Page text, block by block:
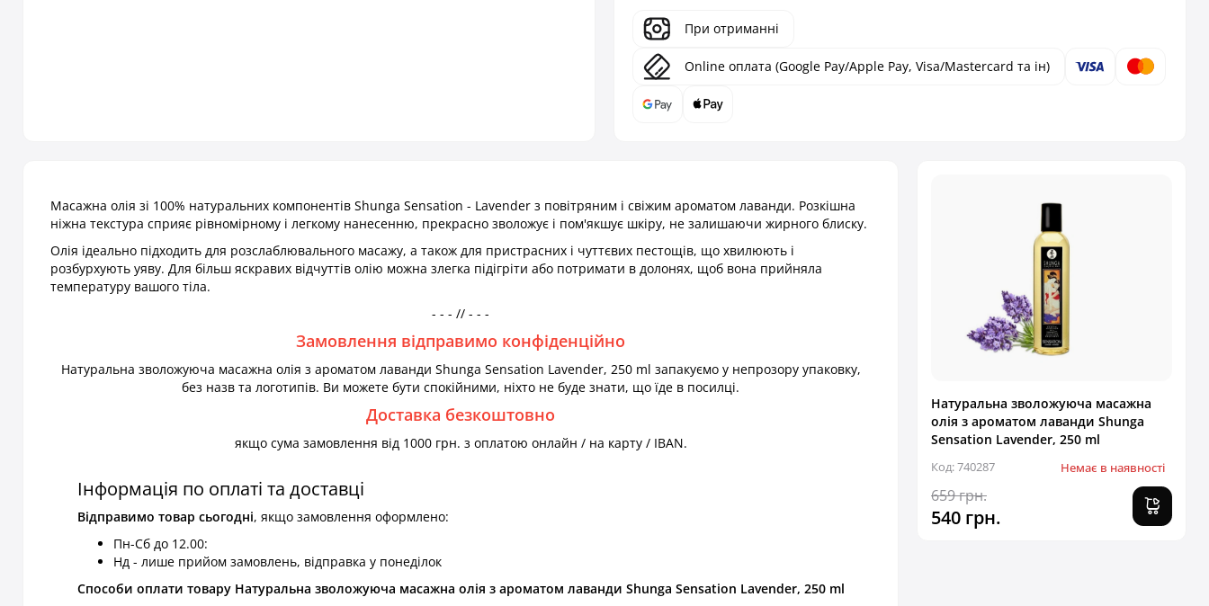
При отриманні
Online оплата (Google Pay/Apple Pay, Visa/Mastercard та ін)
Масажна олія зі 100% натуральних компонентів Shunga Sensation - Lavender з повітряним і свіжим ароматом лаванди. Розкішна
ніжна текстура сприяє рівномірному і легкому нанесенню, прекрасно зволожує і пом'якшує шкіру, не залишаючи жирного блиску.
Олія ідеально підходить для розслаблювального масажу, а також для пристрасних і чуттєвих пестощів, що хвилюють і
розбурхують уяву. Для більш яскравих відчуттів олію можна злегка підігріти або потримати в долонях, щоб вона прийняла
температуру вашого тіла.
- - - // - - -
Замовлення відправимо конфіденційно
Натуральна зволожуюча масажна олія з ароматом лаванди Shunga Sensation Lavender, 250 ml запакуємо у непрозору упаковку,
без назв та логотипів. Ви можете бути спокійними, ніхто не буде знати, що їде в посилці.
Доставка безкоштовно
якщо сума замовлення від 1000 грн. з оплатою онлайн / на карту / IBAN.
Інформація по оплаті та доставці
Відправимо товар сьогодні, якщо замовлення оформлено:
Пн-Сб до 12.00:
Нд - лише прийом замовлень, відправка у понеділок
Способи оплати товару Натуральна зволожуюча масажна олія з ароматом лаванди Shunga Sensation Lavender, 250 ml
Натуральна зволожуюча масажна
олія з ароматом лаванди Shunga
Sensation Lavender, 250 ml
Код: 740287 Немає в наявності
659 грн.
540 грн.